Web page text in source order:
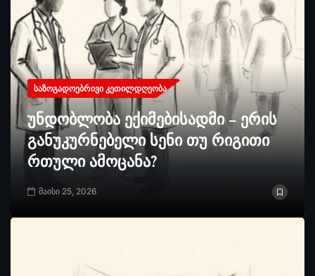
ᲡᲐᲖᲝᲒᲐᲓᲝᲔᲑᲠᲘᲕᲘ ᲙᲔᲗᲘᲚᲓᲦᲔᲝᲑᲐ
უნდობლობა ექიმებისადმი – ერის
განუკურნებელი სენი თუ რიგითი
რთული ამოცანა?
მაისი 25, 2026